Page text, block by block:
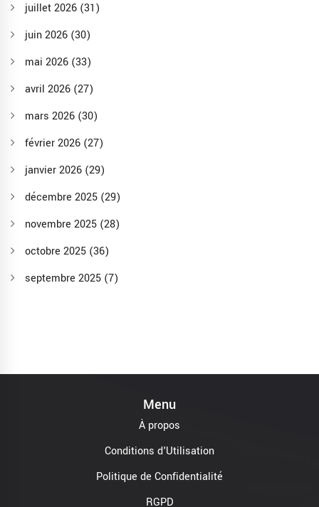
juillet 2026 (31)
juin 2026 (30)
mai 2026 (33)
avril 2026 (27)
mars 2026 (30)
février 2026 (27)
janvier 2026 (29)
décembre 2025 (29)
novembre 2025 (28)
octobre 2025 (36)
septembre 2025 (7)
Menu
À propos
Conditions d'Utilisation
Politique de Confidentialité
RGPD